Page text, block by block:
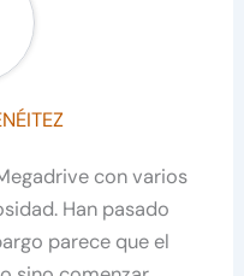
con varios
Han pasado
parece que el